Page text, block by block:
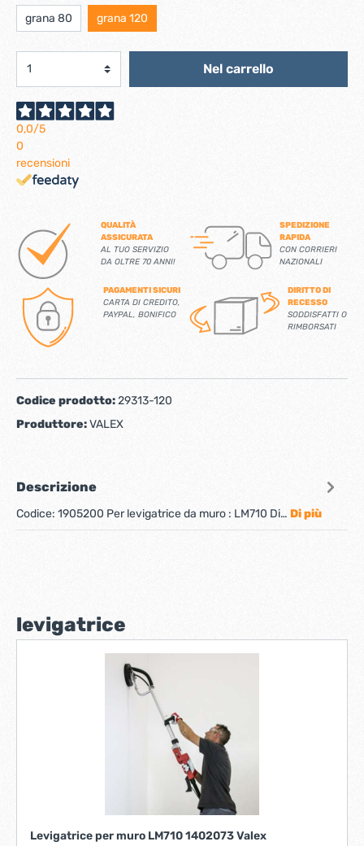
grana 80 grana 120
Nel carrello
0,0/5
0
recensioni
QUALITÀ
ASSICURATA
AL TUO SERVIZIO
DA OLTRE 70 ANNI!
SPEDIZIONE
RAPIDA
CON CORRIERI
NAZIONALI
PAGAMENTI SICURI
CARTA DI CREDITO,
PAYPAL, BONIFICO
DIRITTO DI
RECESSO
SODDISFATTI O
RIMBORSATI
Codice prodotto:29313-120
Produttore:VALEX
Descrizione
Codice: 1905200 Per levigatrice da muro : LM710 Di… Di più
levigatrice
Levigatrice per muro LM710 1402073 Valex